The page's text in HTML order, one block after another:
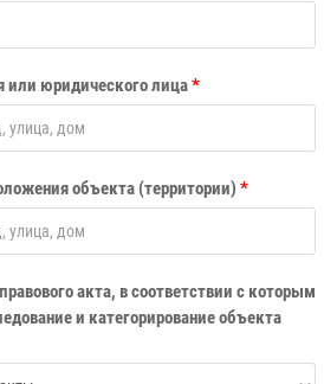
или юридического лица*
объекта (территории) *
акта, в соответствии с которым
и категорирование объекта